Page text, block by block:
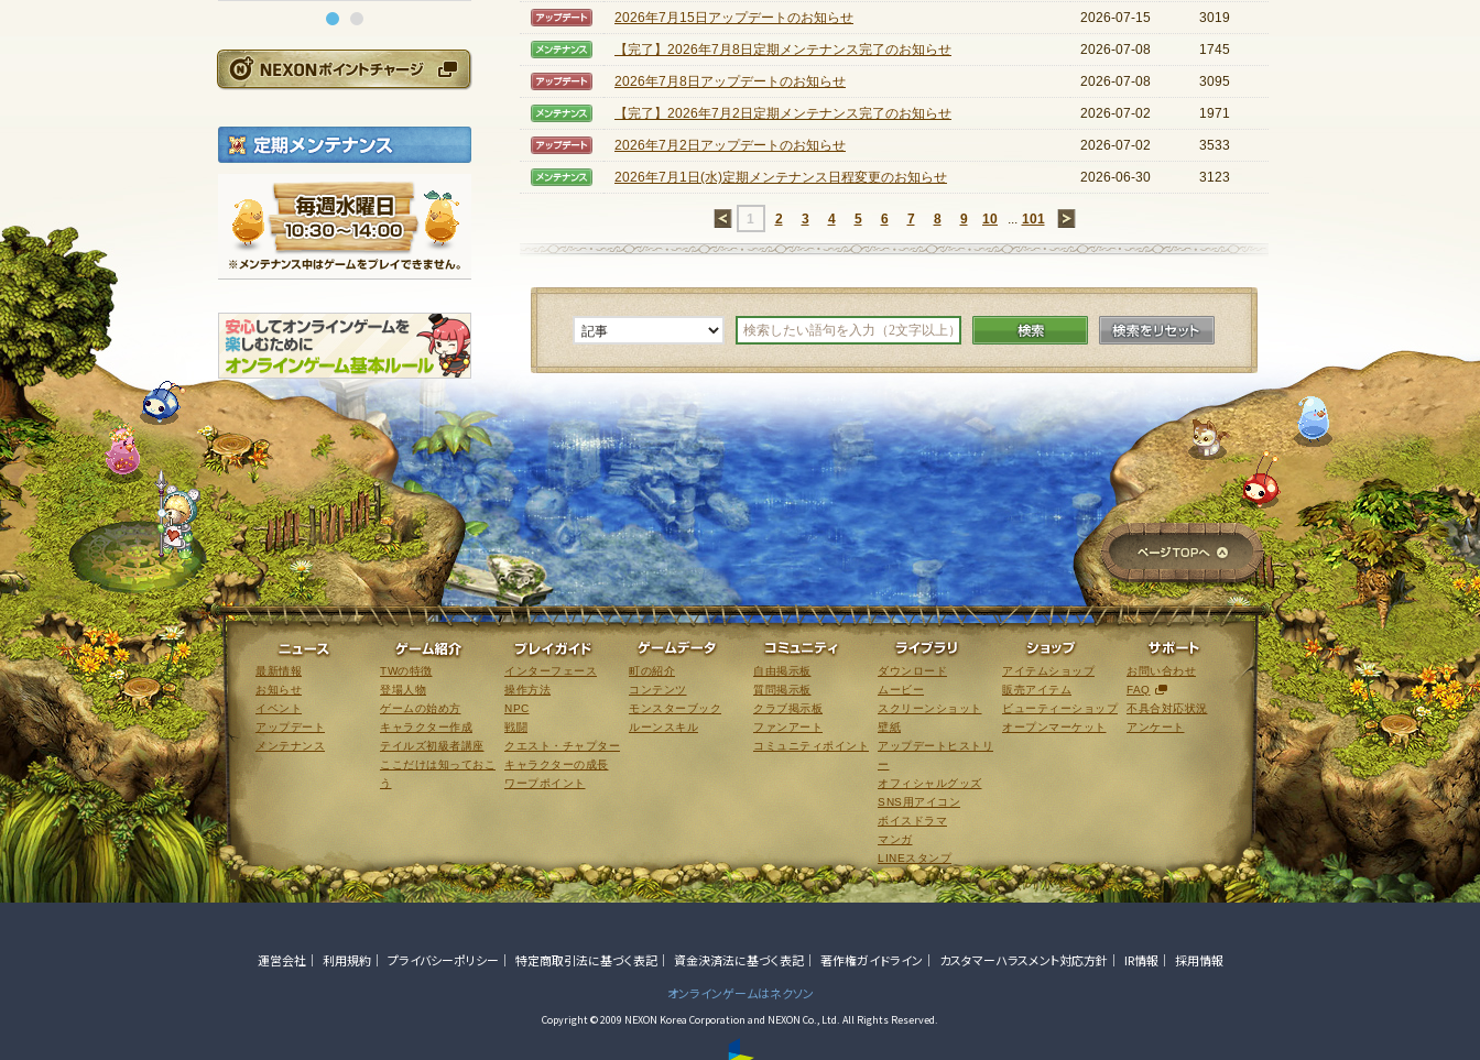
NEXONポイントチャージ
定期メンテナンス
毎週水曜日 10:30～14:00
※メンテナンス中はゲームをプレイできません。
【アップデート】
2026年7月15日アップデートのお知らせ 2026-07-15 3019
【メンテナンス】
【完了】2026年7月8日定期メンテナンス完了のお知らせ 2026-07-08 1745
【アップデート】
2026年7月8日アップデートのお知らせ 2026-07-08 3095
【メンテナンス】
【完了】2026年7月2日定期メンテナンス完了のお知らせ 2026-07-02 1971
【アップデート】
2026年7月2日アップデートのお知らせ 2026-07-02 3533
【メンテナンス】
2026年7月1日(水)定期メンテナンス日程変更のお知らせ 2026-06-30 3123
←1 2 3 4 5 6 7 8 9 10 ... 101
検索 検索をリセット
ページTOPへ
ニュース
最新情報
お知らせ
イベント
アップデート
メンテナンス
ゲーム紹介
TWの特徴
登場人物
ゲームの始め方
キャラクター作成
テイルズ初級者講座
ここだけは知っておこ
う
プレイガイド
インターフェース
操作方法
NPC
戦闘
クエスト・チャプター
キャラクターの成長
ワープポイント
ゲームデータ
町の紹介
コンテンツ
モンスターブック
ルーンスキル
コミュニティ
自由掲示板
質問掲示板
クラブ掲示板
ファンアート
コミュニティポイント
ライブラリ
ダウンロード
ムービー
スクリーンショット
壁紙
アップデートヒストリ
ー
オフィシャルグッズ
SNS用アイコン
ボイスドラマ
マンガ
LINEスタンプ
ショップ
アイテムショップ
販売アイテム
ビューティーショップ
オープンマーケット
サポート
お問い合わせ
FAQ
不具合対応状況
アンケート
運営会社 利用規約 プライバシーポリシー 特定商取引法に基づく表記 資金決済法に基づく表記 著作権ガイドライン カスタマーハラスメント対応方針 IR情報
採用情報
オンラインゲームはネクソン
Copyright © 2009 NEXON Korea Corporation and NEXON Co., Ltd. All Rights Reserved.